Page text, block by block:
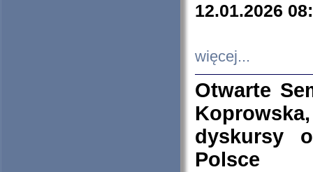
12.01.2026
więcej...
Otwarte
dyskursy
Polsce